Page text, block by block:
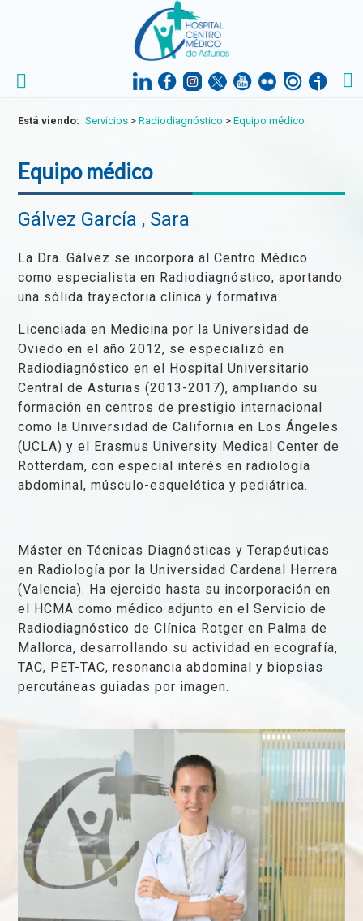
Está viendo: Servicios> Radiodiagnóstico > Equipo médico
Equipo médico
Gálvez García , Sara
La Dra. Gálvez se incorpora al Centro Médico
como especialista en Radiodiagnóstico, aportando
una sólida trayectoria clínica y formativa.
Licenciada en Medicina por la Universidad de
Oviedo en el año 2012, se especializó en
Radiodiagnóstico en el Hospital Universitario
Central de Asturias (2013-2017), ampliando su
formación en centros de prestigio internacional
como la Universidad de California en Los Ángeles
(UCLA) y el Erasmus University Medical Center de
Rotterdam, con especial interés en radiología
abdominal, músculo-esquelética y pediátrica.
Máster en Técnicas Diagnósticas y Terapéuticas
en Radiología por la Universidad Cardenal Herrera
(Valencia). Ha ejercido hasta su incorporación en
el HCMA como médico adjunto en el Servicio de
Radiodiagnóstico de Clínica Rotger en Palma de
Mallorca, desarrollando su actividad en ecografía,
TAC, PET-TAC, resonancia abdominal y biopsias
percutáneas guiadas por imagen.